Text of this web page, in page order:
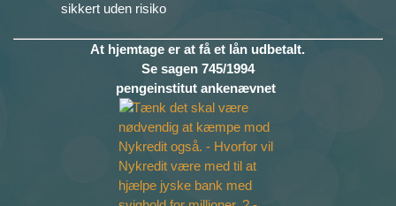
sikkert uden risiko
At hjemtage er at få et lån udbetalt.
Se sagen 745/1994
pengeinstitut ankenævnet